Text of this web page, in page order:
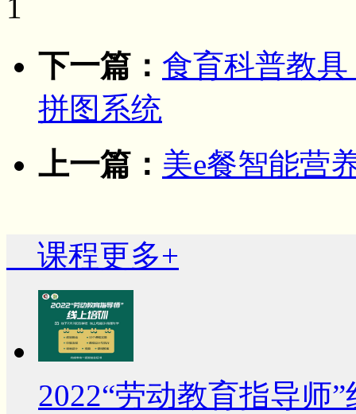
1
下一篇： 食育科普教
拼图系统
上一篇： 美e餐智能营
课程更多+
2022“劳动教育指导师